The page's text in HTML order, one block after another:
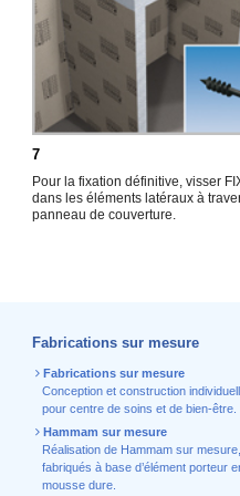
7
Pour la fixation définitive, visser
dans les éléments latéraux à
panneau de couverture.
Fabrications sur mesure
Fabrications sur mesure
Conception et construction
pour centre de soins et de bien-être.
Hammam sur mesure
Réalisation de Hammam sur mesure,
fabriqués à base d’élément porteur
mousse dure.